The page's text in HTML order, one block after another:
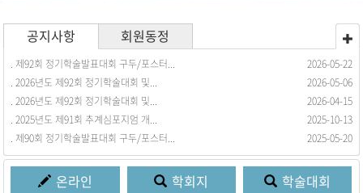
공지사항
. 제92회 정기학술발표대회 구두/포스터...
2026-05-22
. 2026년도 제92회 정기학술대회 및...
2026-05-06
. 2026년도 제92회 정기학술대회 및...
2026-04-15
. 2025년도 제91회 추계심포지엄 개...
2025-10-13
. 제90회 정기학술발표대회 구두/포스터...
2025-05-20
회원동정
. 회원동정을 등록합니다. 2017-03-21
온라인
학회지
학술대회